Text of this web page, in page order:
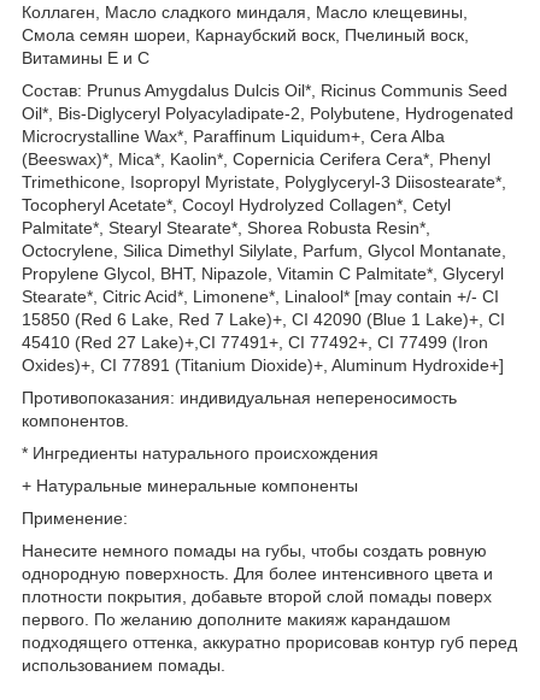
Коллаген, Масло сладкого миндаля, Масло клещевины,
Смола семян шореи, Карнаубский воск, Пчелиный воск,
Витамины Е и С
Состав: Prunus Amygdalus Dulcis Oil*, Ricinus Communis Seed
Oil*, Bis-Diglyceryl Polyacyladipate-2, Polybutene, Hydrogenated
Microcrystalline Wax*, Paraffinum Liquidum+, Cera Alba
(Beeswax)*, Mica*, Kaolin*, Copernicia Cerifera Cera*, Phenyl
Trimethicone, Isopropyl Myristate, Polyglyceryl-3 Diisostearate*,
Tocopheryl Acetate*, Cocoyl Hydrolyzed Collagen*, Cetyl
Palmitate*, Stearyl Stearate*, Shorea Robusta Resin*,
Octocrylene, Silica Dimethyl Silylate, Parfum, Glycol Montanate,
Propylene Glycol, BHT, Nipazole, Vitamin C Palmitate*, Glyceryl
Stearate*, Citric Acid*, Limonene*, Linalool* [may contain +/- CI
15850 (Red 6 Lake, Red 7 Lake)+, CI 42090 (Blue 1 Lake)+, CI
45410 (Red 27 Lake)+,CI 77491+, CI 77492+, CI 77499 (Iron
Oxides)+, CI 77891 (Titanium Dioxide)+, Aluminum Hydroxide+]
Противопоказания: индивидуальная непереносимость
компонентов.
* Ингредиенты натурального происхождения
+ Натуральные минеральные компоненты
Применение:
Нанесите немного помады на губы, чтобы создать ровную
однородную поверхность. Для более интенсивного цвета и
плотности покрытия, добавьте второй слой помады поверх
первого. По желанию дополните макияж карандашом
подходящего оттенка, аккуратно прорисовав контур губ перед
использованием помады.